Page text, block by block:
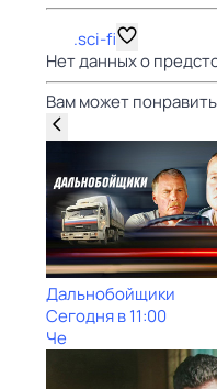
.sci-fi
Нет данных о
Вам может
Дальнобойщики
Сегодня в 11:00
Че